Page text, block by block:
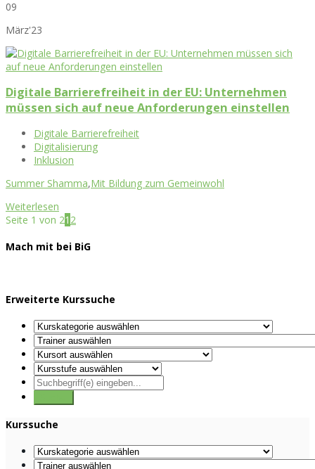
09
März'23
Digitale Barrierefreiheit in der EU: Unternehmen
müssen sich auf neue Anforderungen einstellen
Digitale Barrierefreiheit
Digitalisierung
Inklusion
Summer Shamma,Mit Bildung zum Gemeinwohl
Weiterlesen
Seite 1 von 21 2
Mach mit bei BiG
Erweiterte Kurssuche
Kurssuche